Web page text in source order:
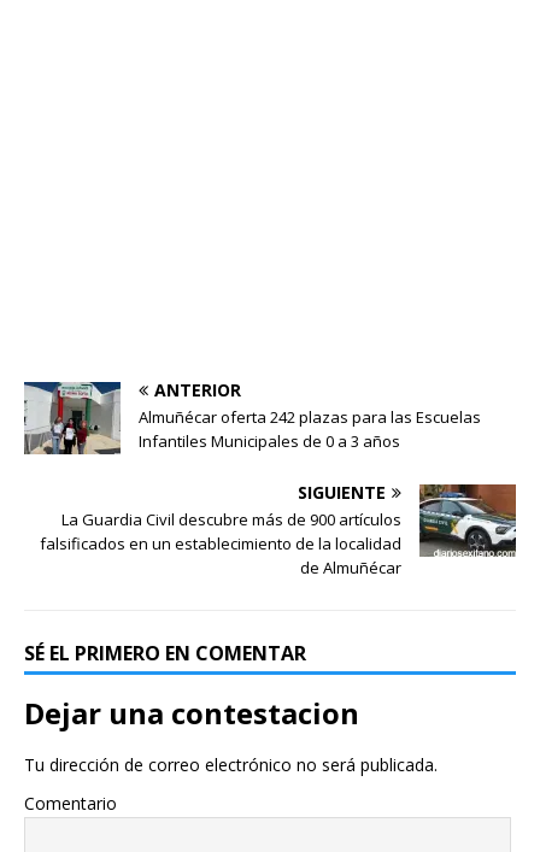
ANTERIOR
Almuñécar oferta 242 plazas para las Escuelas
Infantiles Municipales de 0 a 3 años
SIGUIENTE
La Guardia Civil descubre más de 900 artículos
falsificados en un establecimiento de la localidad
de Almuñécar
SÉ EL PRIMERO EN COMENTAR
Dejar una contestacion
Tu dirección de correo electrónico no será publicada.
Comentario